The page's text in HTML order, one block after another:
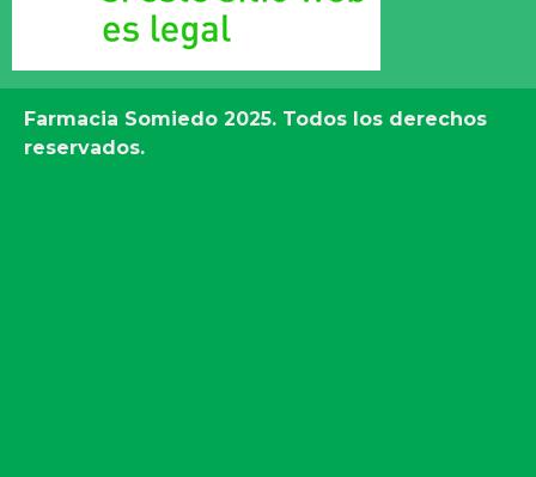
Farmacia Somiedo 2025. Todos los derechos
reservados.